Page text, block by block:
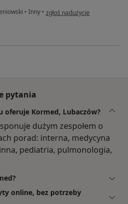
• Inny • w opinii użytkownika Agata S.
zgłoś nadużycie
pytania
oferuje Kormed, Lubaczów?
dużym zespołem o
porad: interna, medycyna
pediatria, pulmonologia,
online, bez potrzeby